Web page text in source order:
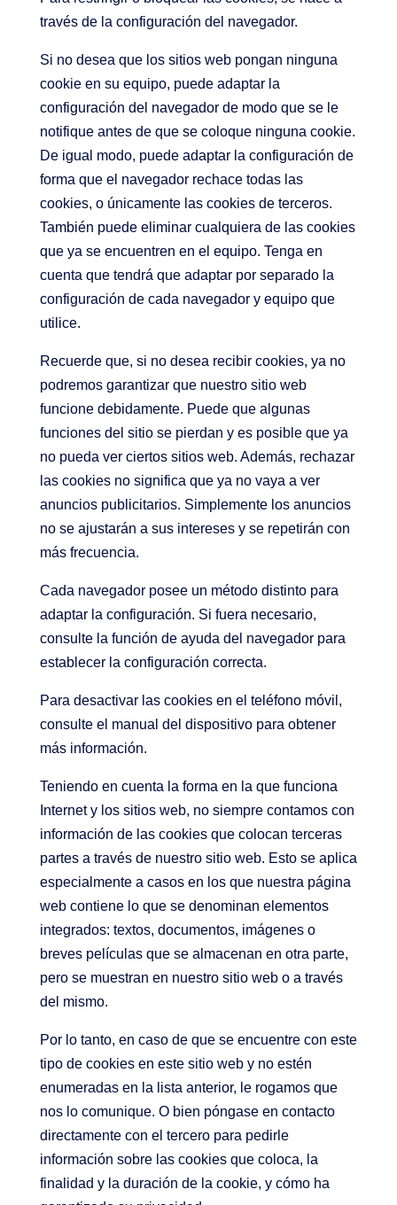
través de la configuración del navegador.
Si no desea que los sitios web pongan ninguna
cookie en su equipo, puede adaptar la
configuración del navegador de modo que se le
notifique antes de que se coloque ninguna cookie.
De igual modo, puede adaptar la configuración de
forma que el navegador rechace todas las
cookies, o únicamente las cookies de terceros.
También puede eliminar cualquiera de las cookies
que ya se encuentren en el equipo. Tenga en
cuenta que tendrá que adaptar por separado la
configuración de cada navegador y equipo que
utilice.
Recuerde que, si no desea recibir cookies, ya no
podremos garantizar que nuestro sitio web
funcione debidamente. Puede que algunas
funciones del sitio se pierdan y es posible que ya
no pueda ver ciertos sitios web. Además, rechazar
las cookies no significa que ya no vaya a ver
anuncios publicitarios. Simplemente los anuncios
no se ajustarán a sus intereses y se repetirán con
más frecuencia.
Cada navegador posee un método distinto para
adaptar la configuración. Si fuera necesario,
consulte la función de ayuda del navegador para
establecer la configuración correcta.
Para desactivar las cookies en el teléfono móvil,
consulte el manual del dispositivo para obtener
más información.
Teniendo en cuenta la forma en la que funciona
Internet y los sitios web, no siempre contamos con
información de las cookies que colocan terceras
partes a través de nuestro sitio web. Esto se aplica
especialmente a casos en los que nuestra página
web contiene lo que se denominan elementos
integrados: textos, documentos, imágenes o
breves películas que se almacenan en otra parte,
pero se muestran en nuestro sitio web o a través
del mismo.
Por lo tanto, en caso de que se encuentre con este
tipo de cookies en este sitio web y no estén
enumeradas en la lista anterior, le rogamos que
nos lo comunique. O bien póngase en contacto
directamente con el tercero para pedirle
información sobre las cookies que coloca, la
finalidad y la duración de la cookie, y cómo ha